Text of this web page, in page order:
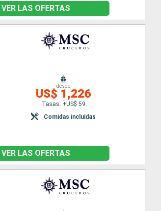
VER LAS OFERTAS
desde
US$ 1,226
Tasas: +US$ 59
Comidas incluidas
VER LAS OFERTAS